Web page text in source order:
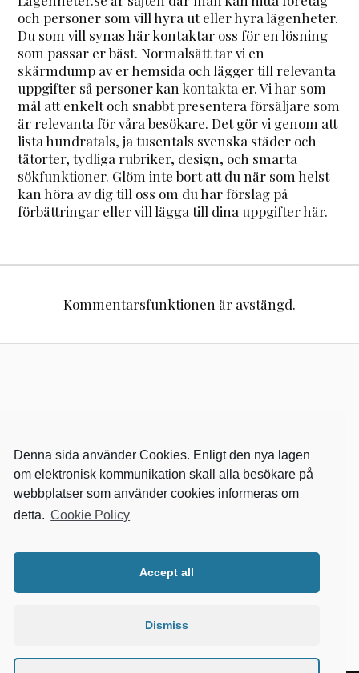
och personer som vill hyra ut eller hyra lägenheter.
Du som vill synas här kontaktar oss för en lösning
som passar er bäst. Normalsätt tar vi en
skärmdump av er hemsida och lägger till relevanta
uppgifter så personer kan kontakta er. Vi har som
mål att enkelt och snabbt presentera försäljare som
är relevanta för våra besökare. Det gör vi genom att
lista hundratals, ja tusentals svenska städer och
tätorter, tydliga rubriker, design, och smarta
sökfunktioner. Glöm inte bort att du när som helst
kan höra av dig till oss om du har förslag på
förbättringar eller vill lägga till dina uppgifter här.
Kommentarsfunktionen är avstängd.
Denna sida använder Cookies. Enligt den nya lagen
om elektronisk kommunikation skall alla besökare på
webbplatser som använder cookies informeras om
detta. Cookie Policy
Accept all
Dismiss